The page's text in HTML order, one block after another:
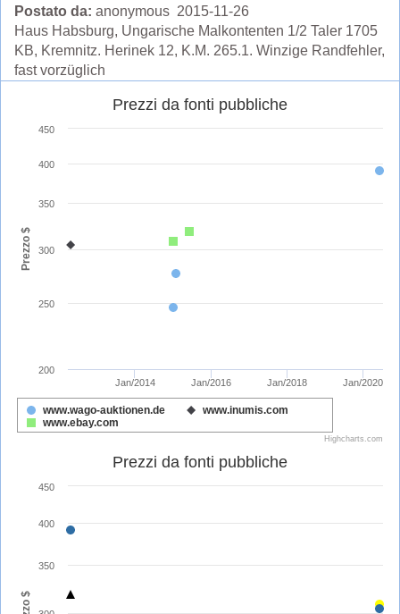
Postato da: anonymous 2015-11-26
Haus Habsburg, Ungarische Malkontenten 1/2 Taler 1705
KB, Kremnitz. Herinek 12, K.M. 265.1. Winzige Randfehler,
fast vorzüglich